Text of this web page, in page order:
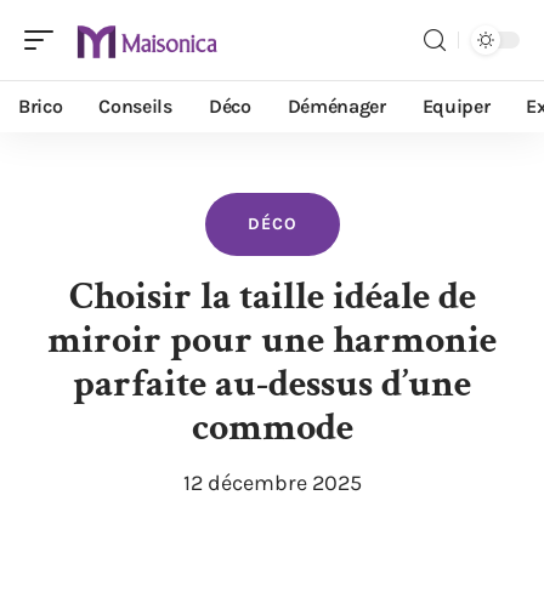
Brico Conseils Déco Déménager Equiper
DÉCO
Choisir la taille idéale de
miroir pour une harmonie
parfaite au-dessus d’une
commode
12 décembre 2025